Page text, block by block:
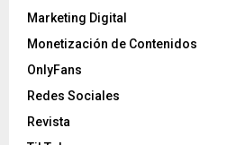
Marketing Digital
Monetización de Contenidos
OnlyFans
Redes Sociales
Revista